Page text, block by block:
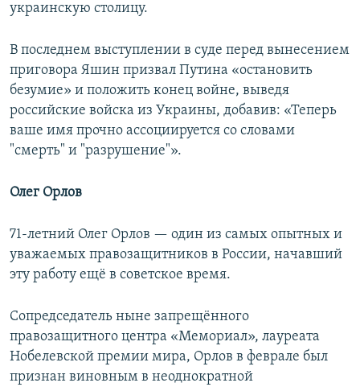
украинскую столицу.
В последнем выступлении в суде перед вынесением
приговора Яшин призвал Путина «остановить
безумие» и положить конец войне, выведя
российские войска из Украины, добавив: «Теперь
ваше имя прочно ассоциируется со словами
"смерть" и "разрушение"».
Олег Орлов
71-летний Олег Орлов — один из самых опытных и
уважаемых правозащитников в России, начавший
эту работу ещё в советское время.
Сопредседатель ныне запрещённого
правозащитного центра «Мемориал», лауреата
Нобелевской премии мира, Орлов в феврале был
признан виновным в неоднократной